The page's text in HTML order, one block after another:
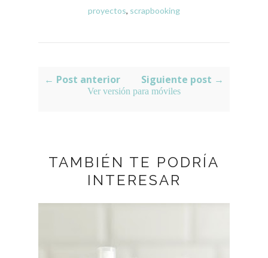
proyectos, scrapbooking
← Post anterior Siguiente post →
Ver versión para móviles
TAMBIÉN TE PODRÍA
INTERESAR